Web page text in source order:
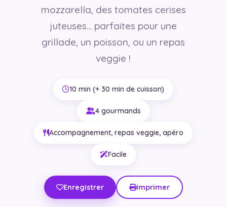
mozzarella, des tomates cerises
juteuses… parfaites pour une
grillade, un poisson, ou un repas
veggie !
10 min (+ 30 min de cuisson)
4 gourmands
Accompagnement, repas veggie, apéro
Facile
Enregistrer Imprimer